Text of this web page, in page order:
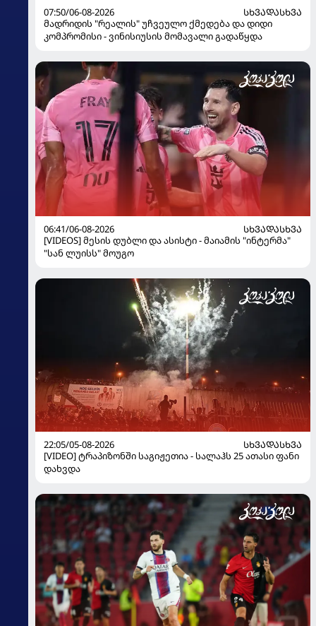
07:50/06-08-2026
ᲡᲮᲕᲐᲓᲐᲡᲮᲕᲐ
მადრიდის "რეალის" უჩვეულო ქმედება და დიდი
კომპრომისი - ვინისიუსის მომავალი გადაწყდა
06:41/06-08-2026
ᲡᲮᲕᲐᲓᲐᲡᲮᲕᲐ
[VIDEOS] მესის დუბლი და ასისტი - მაიამის "ინტერმა"
"სან ლუისს" მოუგო
22:05/05-08-2026
ᲡᲮᲕᲐᲓᲐᲡᲮᲕᲐ
[VIDEO] ტრაპიზონში საგიჟეთია - სალაჰს 25 ათასი ფანი
დახვდა